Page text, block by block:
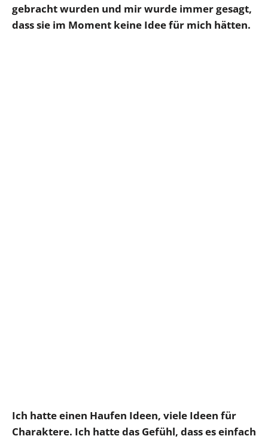
gebracht wurden und mir wurde immer gesagt,
dass sie im Moment keine Idee für mich hätten.
Ich hatte einen Haufen Ideen, viele Ideen für
Charaktere. Ich hatte das Gefühl, dass es einfach